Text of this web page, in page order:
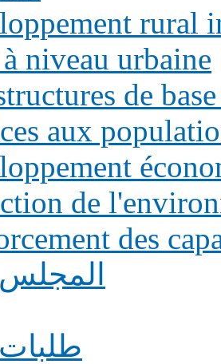
rural
niveau urbaine
de
aux
de
des
المجلس